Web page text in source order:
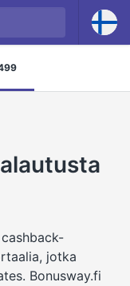
jotka
Bonusway.fi